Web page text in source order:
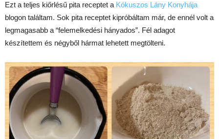
Ezt a teljes kiőrlésű pita receptet a Kókuszos Lány Konyhája
blogon találtam. Sok pita receptet kipróbáltam már, de ennél volt a
legmagasabb a “felemelkedési hányados”. Fél adagot
készítettem és négyből hármat lehetett megtölteni.